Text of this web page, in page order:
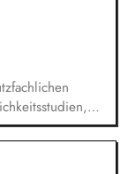
erarbeiten im
Sie
bei der
sind Teil
gemeinsam
initiieren die
und
und
von